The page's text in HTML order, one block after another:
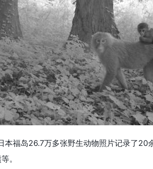
福岛26.7万多张野生动物照片记录了20
。